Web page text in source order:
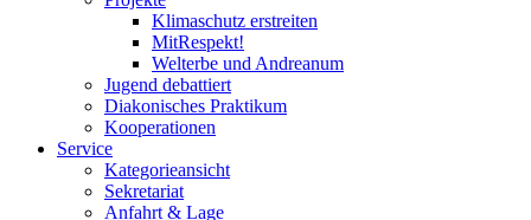
Klimaschutz erstreiten
MitRespekt!
Welterbe und Andreanum
Jugend debattiert
Diakonisches Praktikum
Kooperationen
Service
Kategorieansicht
Sekretariat
Anfahrt & Lage